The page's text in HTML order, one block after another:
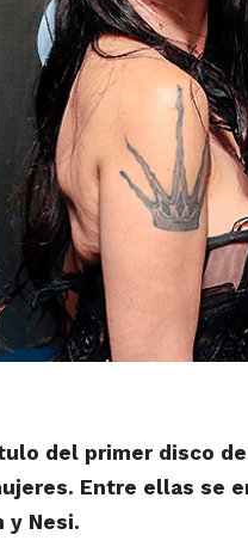
del primer disco
Entre ellas se
y Nesi.